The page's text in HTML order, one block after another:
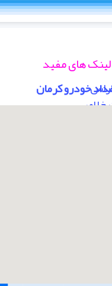
خلاص
لینک های مفید
خودرو کرمان